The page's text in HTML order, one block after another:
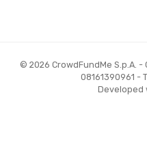
© 2026 CrowdFundMe S.p.A. -
08161390961 -
Developed